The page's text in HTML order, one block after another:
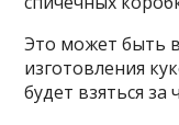
Это может быть
изготовления
будет взяться за